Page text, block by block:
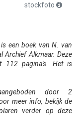
stockfoto
een boek van N. van
Archief Alkmaar. Deze
112 pagina's. Het is
door 2
meer info, bekijk de
verder op deze